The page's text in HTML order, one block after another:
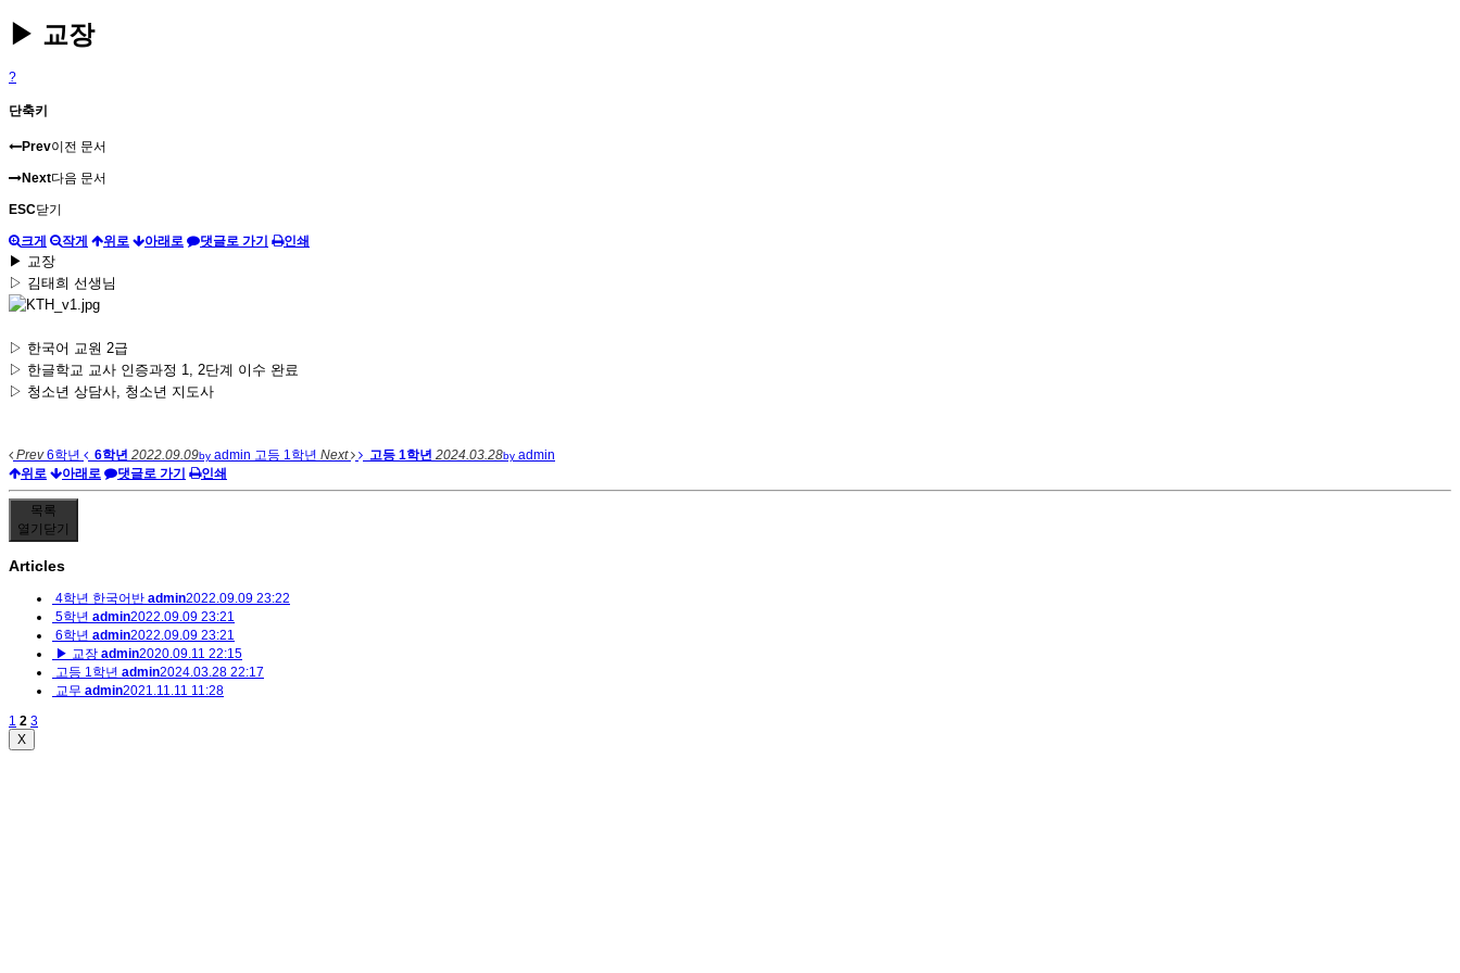
▶ 교장
?
단축키
Prev이전 문서
Next다음 문서
ESC닫기
크게 작게 위로 아래로 댓글로 가기 인쇄
▶ 교장
▷ 김태희 선생님
▷ 한국어 교원 2급
▷ 한글학교 교사 인증과정 1, 2단계 이수 완료
▷ 청소년 상담사, 청소년 지도사
Prev6학년 6학년 2022.09.09by admin 고등 1학년 Next 고등 1학년 2024.03.28by admin
위로
아래로 댓글로 가기 인쇄
목록
열기 닫기
Articles
4학년 한국어반 admin2022.09.09 23:22
5학년 admin2022.09.09 23:21
6학년 admin2022.09.09 23:21
▶ 교장 admin2020.09.11 22:15
고등 1학년 admin2024.03.28 22:17
교무 admin2021.11.11 11:28
1 2 3
X